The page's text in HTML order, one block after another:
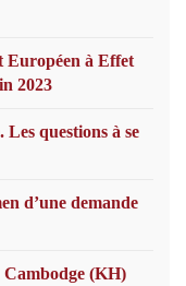
Européen à Effet
2023
questions à se
d’une demande
Cambodge (KH)